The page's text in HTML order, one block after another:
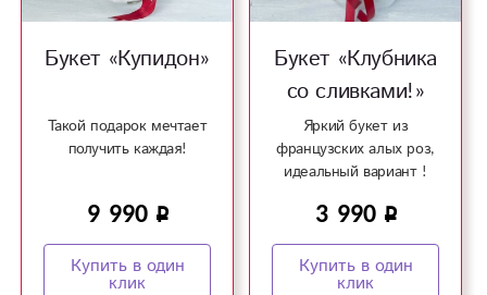
Букет «Купидон»
Такой подарок мечтает
получить каждая!
9 990
Купить в один
клик
Букет «Клубника
со сливками!»
Яркий букет из
французских алых роз,
идеальный вариант !
3 990
Купить в один
клик